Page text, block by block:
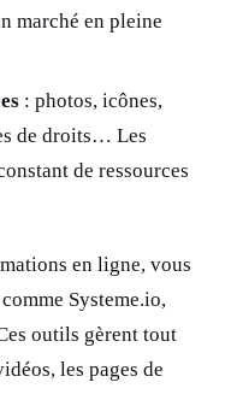
marché en pleine
: photos, icônes,
de droits… Les
de ressources
en ligne, vous
Systeme.io,
outils gèrent tout
les pages de